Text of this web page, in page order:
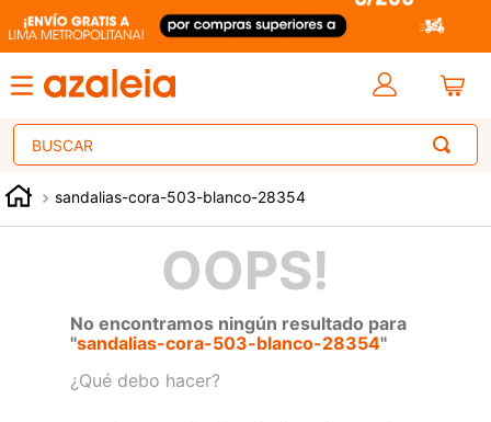
Buscar
sandalias-cora-503-blanco-28354
OOPS!
No encontramos ningún resultado para
"sandalias-cora-503-blanco-28354"
¿Qué debo hacer?